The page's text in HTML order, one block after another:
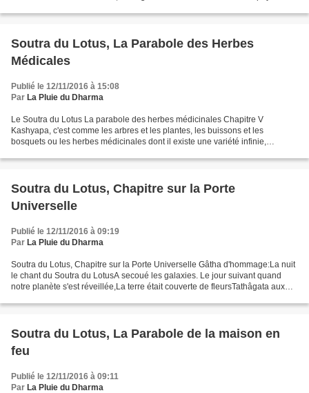
Soutra du Lotus, La Parabole des Herbes
Médicales
Publié le 12/11/2016 à 15:08
Par La Pluie du Dharma
Le Soutra du Lotus La parabole des herbes médicinales Chapitre V
Kashyapa, c'est comme les arbres et les plantes, les buissons et les
bosquets ou les herbes médicinales dont il existe une variété infinie,
Soutra du Lotus, Chapitre sur la Porte
Universelle
Publié le 12/11/2016 à 09:19
Par La Pluie du Dharma
Soutra du Lotus, Chapitre sur la Porte Universelle Gâtha d'hommage:La nuit
le chant du Soutra du LotusA secoué les galaxies. Le jour suivant quand
notre planète s'est réveillée,La terre était couverte de fleursTathâgata aux
Soutra du Lotus, La Parabole de la maison en
feu
Publié le 12/11/2016 à 09:11
Par La Pluie du Dharma